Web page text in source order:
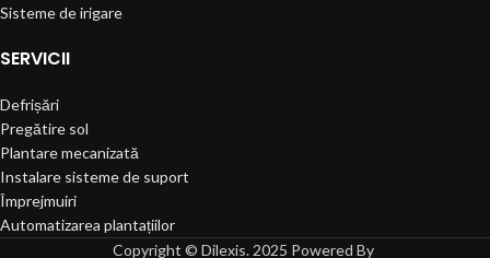
Sisteme de irigare
SERVICII
Defrișări
Pregătire sol
Plantare mecanizată
Instalare sisteme de suport
Împrejmuiri
Automatizarea plantațiilor
Copyright © Dilexis. 2025 Powered By